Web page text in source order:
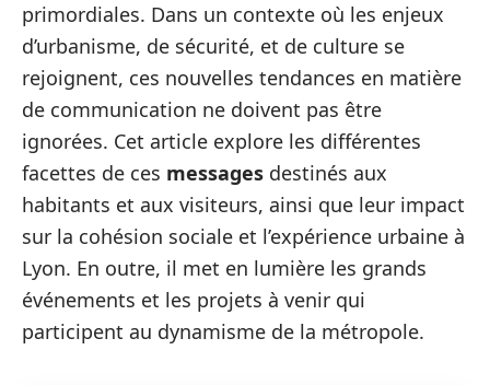
primordiales. Dans un contexte où les enjeux
d’urbanisme, de sécurité, et de culture se
rejoignent, ces nouvelles tendances en matière
de communication ne doivent pas être
ignorées. Cet article explore les différentes
facettes de ces messages destinés aux
habitants et aux visiteurs, ainsi que leur impact
sur la cohésion sociale et l’expérience urbaine à
Lyon. En outre, il met en lumière les grands
événements et les projets à venir qui
participent au dynamisme de la métropole.